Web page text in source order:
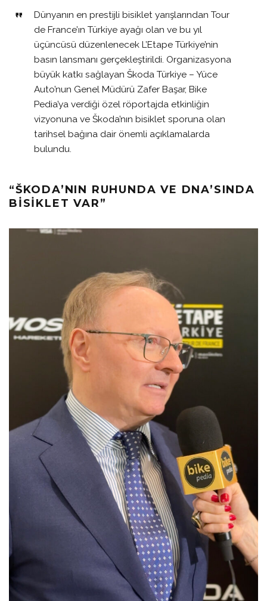
Dünyanın en prestijli bisiklet yarışlarından Tour
de France’ın Türkiye ayağı olan ve bu yıl
üçüncüsü düzenlenecek L’Etape Türkiye’nin
basın lansmanı gerçekleştirildi. Organizasyona
büyük katkı sağlayan Škoda Türkiye – Yüce
Auto’nun Genel Müdürü Zafer Başar, Bike
Pedia’ya verdiği özel röportajda etkinliğin
vizyonuna ve Škoda’nın bisiklet sporuna olan
tarihsel bağına dair önemli açıklamalarda
bulundu.
“ŠKODA’NIN RUHUNDA VE DNA’SINDA
BISIKLET VAR”